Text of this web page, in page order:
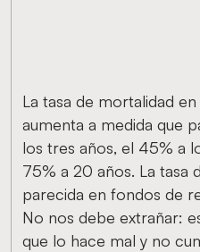
La tasa de mortalidad
aumenta a medida que
los tres años, el 45% a
75% a 20 años. La tasa
parecida en fondos de
No nos debe extrañar:
que lo hace mal y no